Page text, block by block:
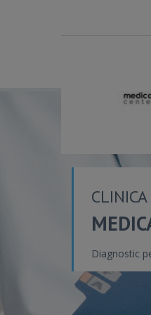
Diagnostic